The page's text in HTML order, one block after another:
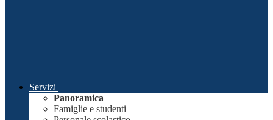
Servizi
Panoramica
Famiglie e studenti